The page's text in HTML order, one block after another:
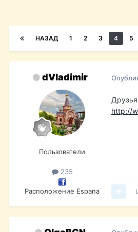
НАЗАД 1 2 3 4 5
dVladimir
Пользователи
235
Расположение Espana
http://